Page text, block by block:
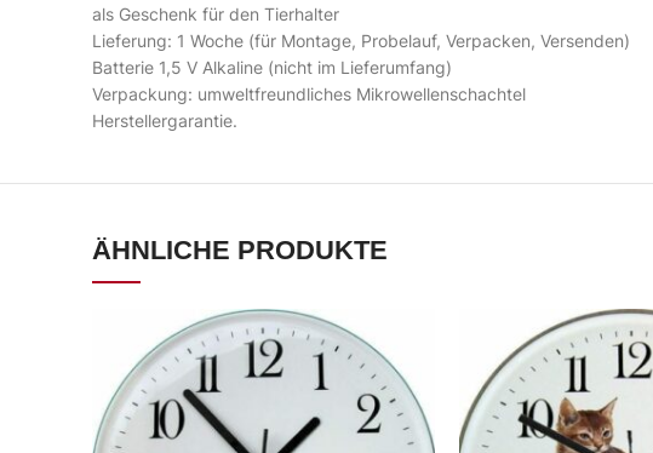
als Geschenk für den Tierhalter
Lieferung: 1 Woche (für Montage, Probelauf, Verpacken, Versenden)
Batterie 1,5 V Alkaline (nicht im Lieferumfang)
Verpackung: umweltfreundliches Mikrowellenschachtel
Herstellergarantie.
ÄHNLICHE PRODUKTE